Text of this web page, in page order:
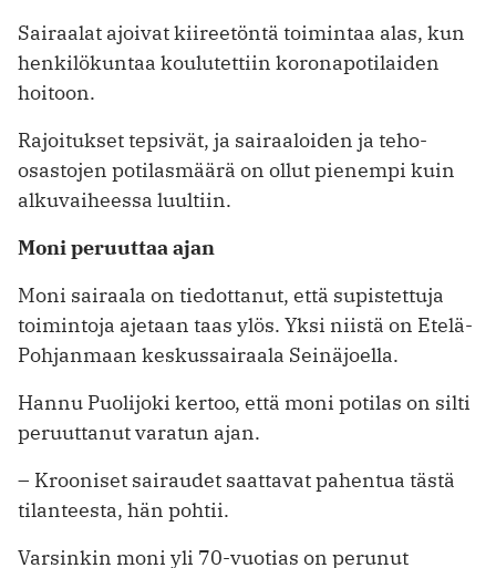
Sairaalat ajoivat kiireetöntä toimintaa alas, kun
henkilökuntaa koulutettiin ­koronapotilaiden
hoitoon.
Rajoitukset tepsivät, ja sairaaloiden ja teho-
osastojen potilasmäärä on ollut pienempi kuin
alkuvaiheessa luultiin.
Moni peruuttaa ajan
Moni sairaala on tiedottanut, että supistettuja
toimintoja ajetaan taas ylös. Yksi niistä on Etelä-
Pohjanmaan keskussairaala Seinäjoella.
Hannu Puolijoki kertoo, että moni potilas on silti
peruuttanut varatun ajan.
– Krooniset sairaudet saattavat pahentua tästä
tilanteesta, hän pohtii.
Varsinkin moni yli 70-vuotias on perunut